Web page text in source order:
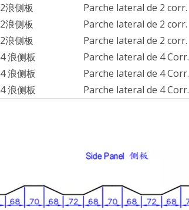
2浪侧板 Parche lateral de 2 corr.
2浪侧板 Parche lateral de 2 corr.
2浪侧板 Parche lateral de 2 corr.
4 浪侧板 Parche lateral de 4 Corr.
4 浪侧板 Parche lateral de 4 Corr.
4 浪侧板 Parche lateral de 4 Corr.